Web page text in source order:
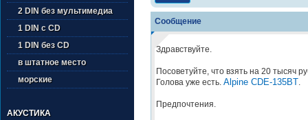
2 DIN без мультимедиа
1 DIN с CD
1 DIN без CD
в штатное место
морские
АКУСТИКА
Сообщение
Здравствуйте.
Посоветуйте, что взять на 20 тысяч
Голова уже есть. Alpine CDE-135BT.
Предпочтения.